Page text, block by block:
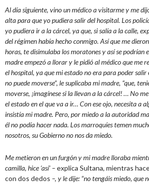
Al día siguiente, vino un médico a visitarme y me
alta para que yo pudiera salir del hospital. Los
yo pudiera ir a la cárcel, ya que, si salía a la calle,
del régimen había hecho conmigo. Así que me
horas, te disimulaba los moratones y así se podrían
madre empezó a llorar y le pidió al médico que me
el hospital, ya que mi estado no era para poder salir
no puede moverse”, le suplicaba mi madre, “que,
moverse, ¡imagínese si la llevan a la cárcel! … No
el estado en el que va a ir… Con ese ojo, necesita a
insistía mi madre. Pero, por miedo a la autoridad
él no podía hacer nada. Los marroquíes temen
nosotros, su Gobierno no nos da miedo.
Me metieron en un furgón y mi madre lloraba
camilla, hice ‘así’ –explica Sultana, mientras
con dos dedos –, y le dije: “no tengáis miedo, que